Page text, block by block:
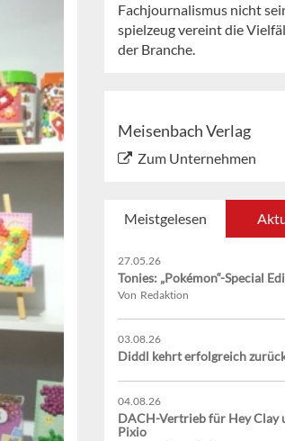
Fachjournalismus nicht
spielzeug vereint die
der Branche.
Meisenbach Verlag
Zum Unternehmen
Meistgelesen
27.05.26
Tonies: „Pokémon“-Special
Von Redaktion
03.08.26
Diddl kehrt erfolgreich
04.08.26
DACH-Vertrieb für Hey Clay
Pixio